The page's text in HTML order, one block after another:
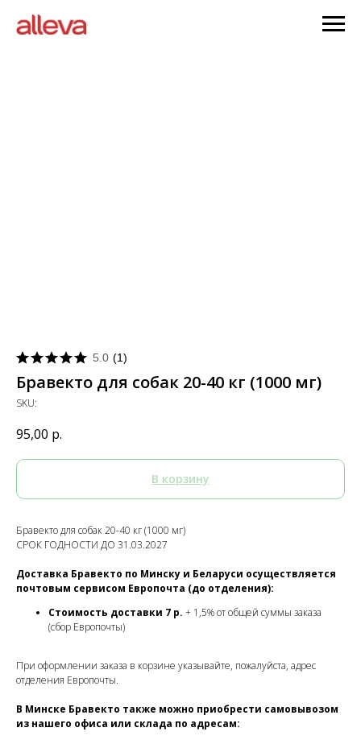
5.0 (1)
Бравекто для собак 20-40 кг (1000 мг)
SKU:
95,00 р.
В корзину
Бравекто для собак 20-40 кг (1000 мг)
СРОК ГОДНОСТИ ДО 31.03.2027
Доставка Бравекто по Минску и Беларуси осуществляется
почтовым сервисом Европочта (до отделения):
Стоимость доставки 7 р. + 1,5% от общей суммы заказа
(сбор Европочты)
При оформлении заказа в корзине указывайте, пожалуйста, адрес
отделения Европочты.
В Минске Бравекто также можно приобрести самовывозом
из нашего офиса или склада по адресам: